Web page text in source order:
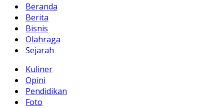
Beranda
Berita
Bisnis
Olahraga
Sejarah
Kuliner
Opini
Pendidikan
Foto